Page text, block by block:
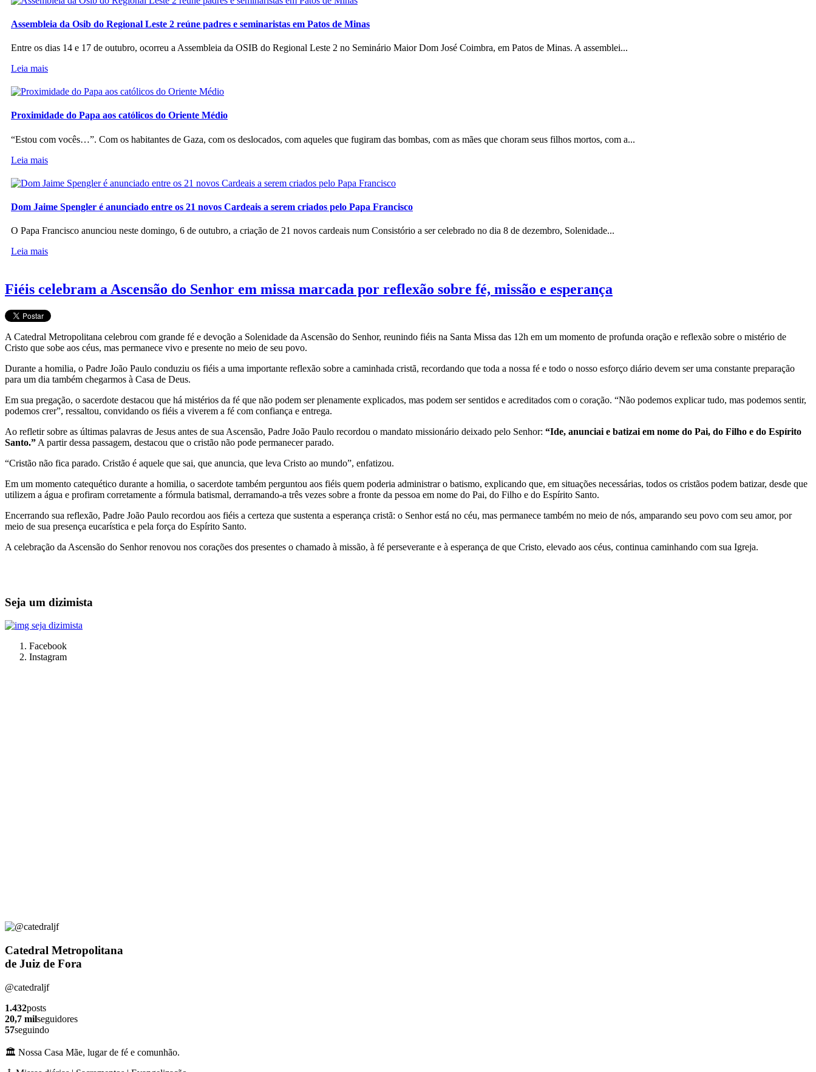
Assembleia da Osib do Regional Leste 2 reúne padres e seminaristas em Patos de Minas
Entre os dias 14 e 17 de outubro, ocorreu a Assembleia da OSIB do Regional Leste 2 no Seminário Maior Dom José Coimbra, em Patos de Minas. A assemblei...
Leia mais
Proximidade do Papa aos católicos do Oriente Médio
“Estou com vocês…”. Com os habitantes de Gaza, com os deslocados, com aqueles que fugiram das bombas, com as mães que choram seus filhos mortos, com a...
Leia mais
Dom Jaime Spengler é anunciado entre os 21 novos Cardeais a serem criados pelo Papa Francisco
O Papa Francisco anunciou neste domingo, 6 de outubro, a criação de 21 novos cardeais num Consistório a ser celebrado no dia 8 de dezembro, Solenidade...
Leia mais
Fiéis celebram a Ascensão do Senhor em missa marcada por reflexão sobre fé, missão e esperança
A Catedral Metropolitana celebrou com grande fé e devoção a Solenidade da Ascensão do Senhor, reunindo fiéis na Santa Missa das 12h em um momento de profunda oração e reflexão sobre o mistério de
Cristo que sobe aos céus, mas permanece vivo e presente no meio de seu povo.
Durante a homilia, o Padre João Paulo conduziu os fiéis a uma importante reflexão sobre a caminhada cristã, recordando que toda a nossa fé e todo o nosso esforço diário devem ser uma constante preparação
para um dia também chegarmos à Casa de Deus.
Em sua pregação, o sacerdote destacou que há mistérios da fé que não podem ser plenamente explicados, mas podem ser sentidos e acreditados com o coração. “Não podemos explicar tudo, mas podemos sentir,
podemos crer”, ressaltou, convidando os fiéis a viverem a fé com confiança e entrega.
Ao refletir sobre as últimas palavras de Jesus antes de sua Ascensão, Padre João Paulo recordou o mandato missionário deixado pelo Senhor: “Ide, anunciai e batizai em nome do Pai, do Filho e do Espírito
Santo.” A partir dessa passagem, destacou que o cristão não pode permanecer parado.
“Cristão não fica parado. Cristão é aquele que sai, que anuncia, que leva Cristo ao mundo”, enfatizou.
Em um momento catequético durante a homilia, o sacerdote também perguntou aos fiéis quem poderia administrar o batismo, explicando que, em situações necessárias, todos os cristãos podem batizar, desde que
utilizem a água e profiram corretamente a fórmula batismal, derramando-a três vezes sobre a fronte da pessoa em nome do Pai, do Filho e do Espírito Santo.
Encerrando sua reflexão, Padre João Paulo recordou aos fiéis a certeza que sustenta a esperança cristã: o Senhor está no céu, mas permanece também no meio de nós, amparando seu povo com seu amor, por
meio de sua presença eucarística e pela força do Espírito Santo.
A celebração da Ascensão do Senhor renovou nos corações dos presentes o chamado à missão, à fé perseverante e à esperança de que Cristo, elevado aos céus, continua caminhando com sua Igreja.
Seja um dizimista
Facebook
Instagram
Catedral Metropolitana
de Juiz de Fora
@catedraljf
1.432posts
20,7 milseguidores
57seguindo
🏛️ Nossa Casa Mãe, lugar de fé e comunhão.